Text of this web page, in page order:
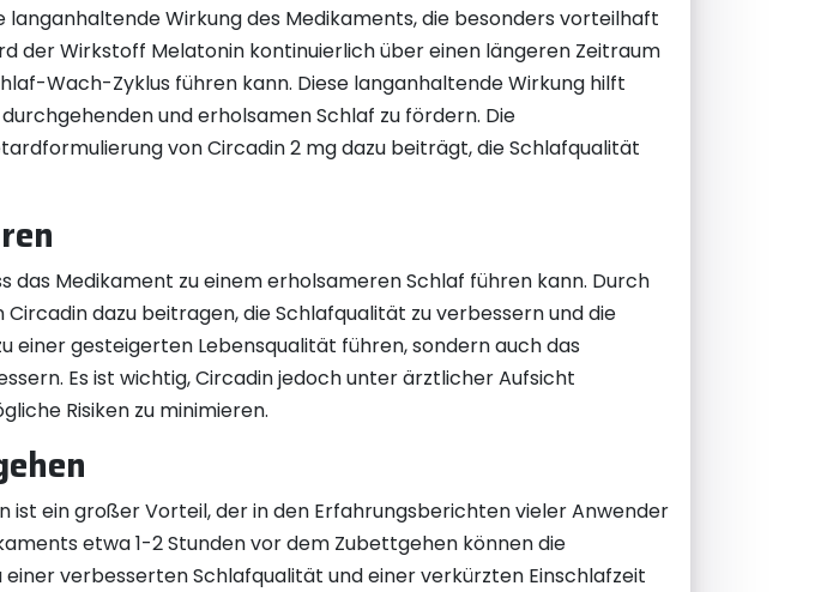
Wirkung des Medikaments, die besonders vorteilhaft
der Wirkstoff Melatonin kontinuierlich über einen längeren Zeitraum
Wach-Zyklus führen kann. Diese langanhaltende Wirkung hilft
und erholsamen Schlaf zu fördern. Die
von Circadin 2 mg dazu beiträgt, die Schlafqualität
das Medikament zu einem erholsameren Schlaf führen kann. Durch
dazu beitragen, die Schlafqualität zu verbessern und die
einer gesteigerten Lebensqualität führen, sondern auch das
Es ist wichtig, Circadin jedoch unter ärztlicher Aufsicht
Risiken zu minimieren.
ein großer Vorteil, der in den Erfahrungsberichten vieler Anwender
etwa 1-2 Stunden vor dem Zubettgehen können die
verbesserten Schlafqualität und einer verkürzten Einschlafzeit